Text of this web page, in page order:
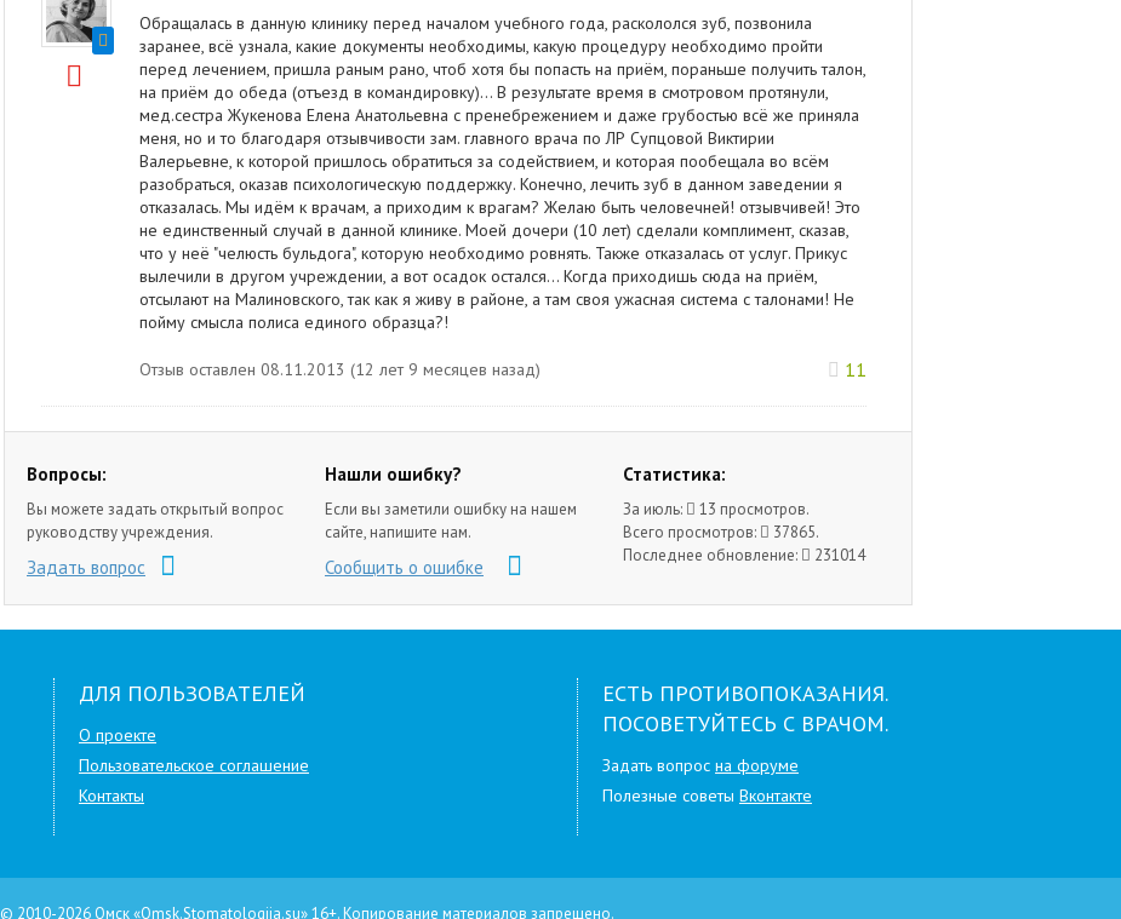
Обращалась в данную клинику перед началом учебного года, раскололся зуб, позвонила
заранее, всё узнала, какие документы необходимы, какую процедуру необходимо пройти
перед лечением, пришла раным рано, чтоб хотя бы попасть на приём, пораньше получить талон,
на приём до обеда (отъезд в командировку)... В результате время в смотровом протянули,
мед.сестра Жукенова Елена Анатольевна с пренебрежением и даже грубостью всё же приняла
меня, но и то благодаря отзывчивости зам. главного врача по ЛР Супцовой Виктирии
Валерьевне, к которой пришлось обратиться за содействием, и которая пообещала во всём
разобраться, оказав психологическую поддержку. Конечно, лечить зуб в данном заведении я
отказалась. Мы идём к врачам, а приходим к врагам? Желаю быть человечней! отзывчивей! Это
не единственный случай в данной клинике. Моей дочери (10 лет) сделали комплимент, сказав,
что у неё "челюсть бульдога", которую необходимо ровнять. Также отказалась от услуг. Прикус
вылечили в другом учреждении, а вот осадок остался... Когда приходишь сюда на приём,
отсылают на Малиновского, так как я живу в районе, а там своя ужасная система с талонами! Не
пойму смысла полиса единого образца?!
Отзыв оставлен 08.11.2013 (12 лет 9 месяцев назад) 11
Вопросы:
Вы можете задать открытый вопрос
руководству учреждения.
Задать вопрос
Нашли ошибку?
Если вы заметили ошибку на нашем
сайте, напишите нам.
Сообщить о ошибке
Статистика:
За июль:
13 просмотров.
Всего просмотров:
37865.
Последнее обновление:
231014
ДЛЯ ПОЛЬЗОВАТЕЛЕЙ
О проекте
Пользовательское соглашение
Контакты
ЕСТЬ ПРОТИВОПОКАЗАНИЯ.
ПОСОВЕТУЙТЕСЬ С ВРАЧОМ.
Задать вопрос на форуме
Полезные советы Вконтакте
© 2010-2026 Омск «Omsk.Stomatologija.su»16+.Копирование материалов запрещено.